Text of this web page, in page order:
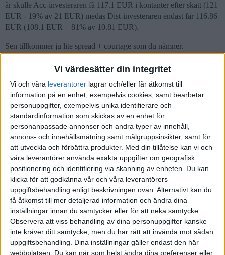
Vi värdesätter din integritet
Vi och våra leverantorer lagrar och/eller får åtkomst till
information på en enhet, exempelvis cookies, samt bearbetar
personuppgifter, exempelvis unika identifierare och
standardinformation som skickas av en enhet för
personanpassade annonser och andra typer av innehåll,
annons- och innehållsmätning samt målgruppsinsikter, samt för
att utveckla och förbättra produkter. Med din tillåtelse kan vi och
våra leverantörer använda exakta uppgifter om geografisk
positionering och identifiering via skanning av enheten. Du kan
klicka för att godkänna vår och våra leverantörers
uppgiftsbehandling enligt beskrivningen ovan. Alternativt kan du
få åtkomst till mer detaljerad information och ändra dina
inställningar innan du samtycker eller för att neka samtycke.
Observera att viss behandling av dina personuppgifter kanske
inte kräver ditt samtycke, men du har rätt att invända mot sådan
uppgiftsbehandling. Dina inställningar gäller endast den här
webbplatsen. Du kan när som helst ändra dina preferenser eller
år skulle Acc-investeraren få 117.1 EUR i kontanter efter skatt (121
EUR - 19% av 21 EUR) medas Dist-investeraren endast får 116.86
EUR (108.1 EUR + 81% av 10.81 EUR).
Sen tillkommer ju lite spread + courtage som du nämner.
Fnorrbart (Superinvesteraren) 22 Juni 2023 08:57
5
Utdelningen är månadsvis. Jag tror inte det är någon WHT.
Kirtapp 22 Juni 2023 08:58
6
Med ränta-på-ränta tappar du väl för varje gång du skattar? Ligger
de kvar så bygger de upp istället?